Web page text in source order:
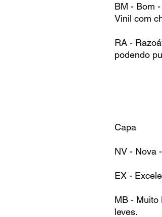
BM - Bom
Vinil com
RA -
podendo
Capa
NV - Nova
EX -
MB - Muito
leves.